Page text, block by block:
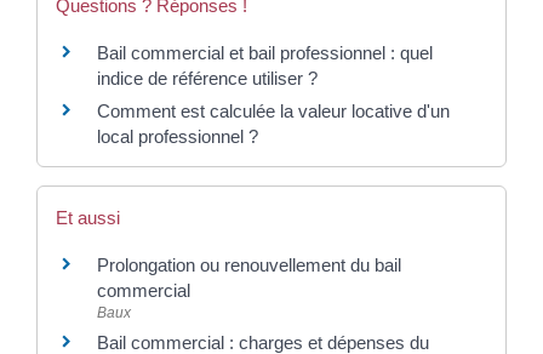
Questions ? Réponses !
Bail commercial et bail professionnel : quel
indice de référence utiliser ?
Comment est calculée la valeur locative d'un
local professionnel ?
Et aussi
Prolongation ou renouvellement du bail
commercial
Baux
Bail commercial : charges et dépenses du